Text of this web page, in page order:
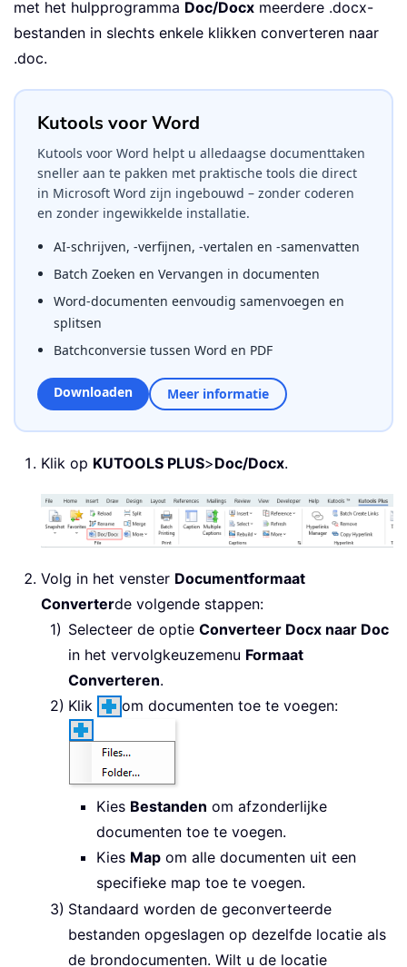
met het hulpprogramma Doc/Docx meerdere .docx-
bestanden in slechts enkele klikken converteren naar
.doc.
Kutools voor Word
Kutools voor Word helpt u alledaagse documenttaken
sneller aan te pakken met praktische tools die direct
in Microsoft Word zijn ingebouwd – zonder coderen
en zonder ingewikkelde installatie.
AI-schrijven, -verfijnen, -vertalen en -samenvatten
Batch Zoeken en Vervangen in documenten
Word-documenten eenvoudig samenvoegen en
splitsen
Batchconversie tussen Word en PDF
Downloaden Meer informatie
Klik op KUTOOLS PLUS>Doc/Docx.
Volg in het venster Documentformaat
Converterde volgende stappen:
Selecteer de optie Converteer Docx naar Doc
in het vervolgkeuzemenu Formaat
Converteren.
Klik
om documenten toe te voegen:
Kies Bestanden om afzonderlijke
documenten toe te voegen.
Kies Map om alle documenten uit een
specifieke map toe te voegen.
Standaard worden de geconverteerde
bestanden opgeslagen op dezelfde locatie als
de brondocumenten. Wilt u de locatie